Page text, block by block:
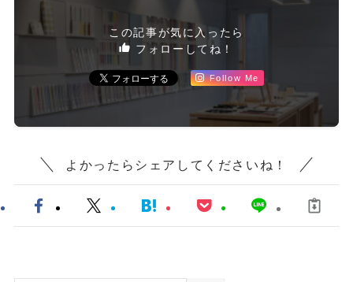
この記事が気に入ったら
フォローしてね！
Follow Me
よかったらシェアしてくださいね！